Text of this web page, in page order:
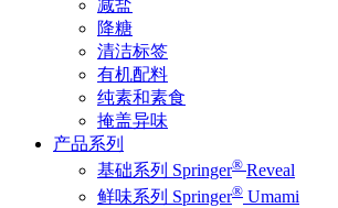
减盐
降糖
清洁标签
有机配料
纯素和素食
掩盖异味
产品系列
基础系列 Springer® Reveal
鲜味系列 Springer® Umami